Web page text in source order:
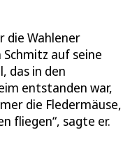
die Wahlener
auf seine
das in den
entstanden war,
die Fledermäuse,
fliegen“, sagte er.